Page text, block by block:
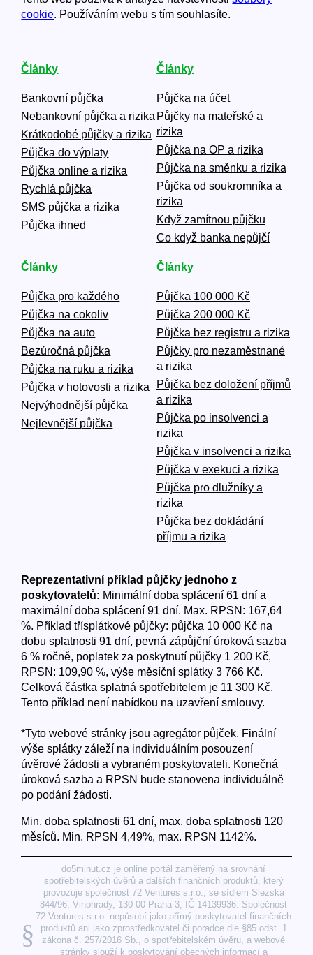
cookie. Používáním webu s tím souhlasíte.
Články
Bankovní půjčka
Nebankovní půjčka a rizika
Krátkodobé půjčky a rizika
Půjčka do výplaty
Půjčka online a rizika
Rychlá půjčka
SMS půjčka a rizika
Půjčka ihned
Články
Půjčka na účet
Půjčky na mateřské a
rizika
Půjčka na OP a rizika
Půjčka na směnku a rizika
Půjčka od soukromníka a
rizika
Když zamítnou půjčku
Co když banka nepůjčí
Články
Půjčka pro každého
Půjčka na cokoliv
Půjčka na auto
Bezúročná půjčka
Půjčka na ruku a rizika
Půjčka v hotovosti a rizika
Nejvýhodnější půjčka
Nejlevnější půjčka
Články
Půjčka 100 000 Kč
Půjčka 200 000 Kč
Půjčka bez registru a rizika
Půjčky pro nezaměstnané
a rizika
Půjčka bez doložení příjmů
a rizika
Půjčka po insolvenci a
rizika
Půjčka v insolvenci a rizika
Půjčka v exekuci a rizika
Půjčka pro dlužníky a
rizika
Půjčka bez dokládání
příjmu a rizika
Reprezentativní příklad půjčky jednoho z
poskytovatelů: Minimální doba splácení 61 dní a
maximální doba splácení 91 dní. Max. RPSN: 167,64
%. Příklad třísplátkové půjčky: půjčka 10 000 Kč na
dobu splatnosti 91 dní, pevná zápůjční úroková sazba
6 % ročně, poplatek za poskytnutí půjčky 1 200 Kč,
RPSN: 109,90 %, výše měsíční splátky 3 766 Kč.
Celková částka splatná spotřebitelem je 11 300 Kč.
Tento příklad není nabídkou na uzavření smlouvy.
*Tyto webové stránky jsou agregátor půjček. Finální
výše splátky záleží na individuálním posouzení
úvěrové žádosti a vybraném poskytovateli. Konečná
úroková sazba a RPSN bude stanovena individuálně
po podání žádosti.
Min. doba splatnosti 61 dní, max. doba splatnosti 120
měsíců. Min. RPSN 4,49%, max. RPSN 1142%.
§
do5minut.cz je online portál zaměřený na srovnání
spotřebitelských úvěrů a dalších finančních produktů, který
provozuje společnost 72 Ventures s.r.o., se sídlem Slezská
844/96, Vinohrady, 130 00 Praha 3, IČ 14139936. Společnost
72 Ventures s.r.o. nepůsobí jako přímý poskytovatel finančních
produktů ani jako zprostředkovatel či poradce dle §85 odst. 1
zákona č. 257/2016 Sb., o spotřebitelském úvěru, a webové
stránky slouží k poskytování obecných informací a